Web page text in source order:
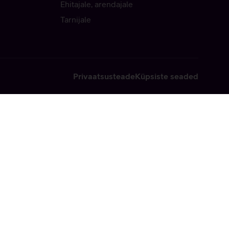
Ehitajale, arendajale
Tarnijale
PrivaatsusteadeKüpsiste seaded